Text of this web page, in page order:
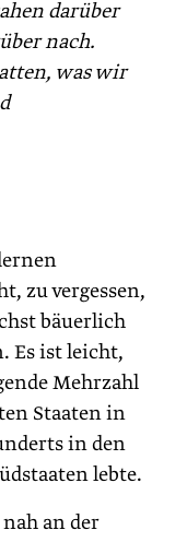
darüber
nach.
was wir
zu vergessen,
bäuerlich
Es ist leicht,
Mehrzahl
Staaten in
in den
lebte.
an der